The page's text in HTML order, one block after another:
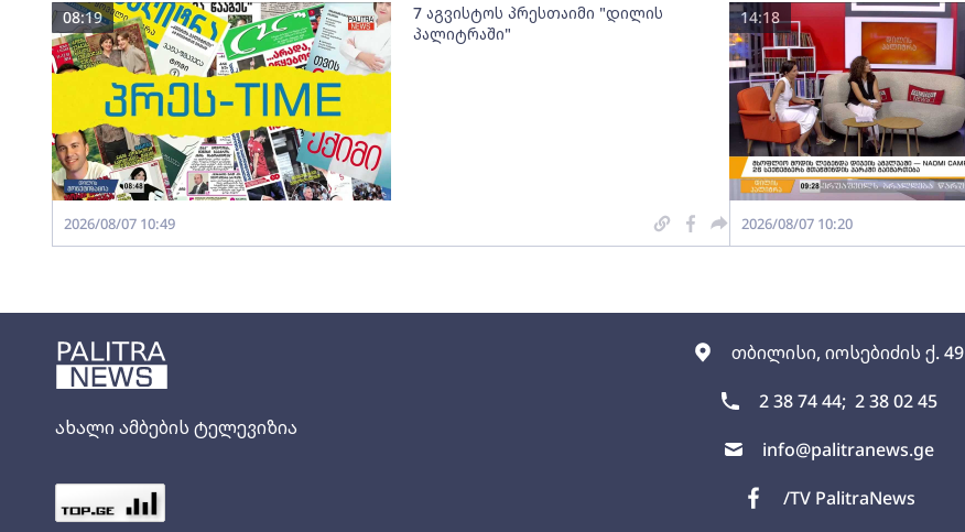
ახალი ამბების ტელევიზია
თბილისი, იოსებიძის ქ. 49
2 38 74 44; 2 38 02 45
info@palitranews.ge
/TV PalitraNews
7 აგვისტოს პრესთაიმი "დილის
პალიტრაში"
08:19
2026/08/07 10:49
14:18
2026/08/07 10:20